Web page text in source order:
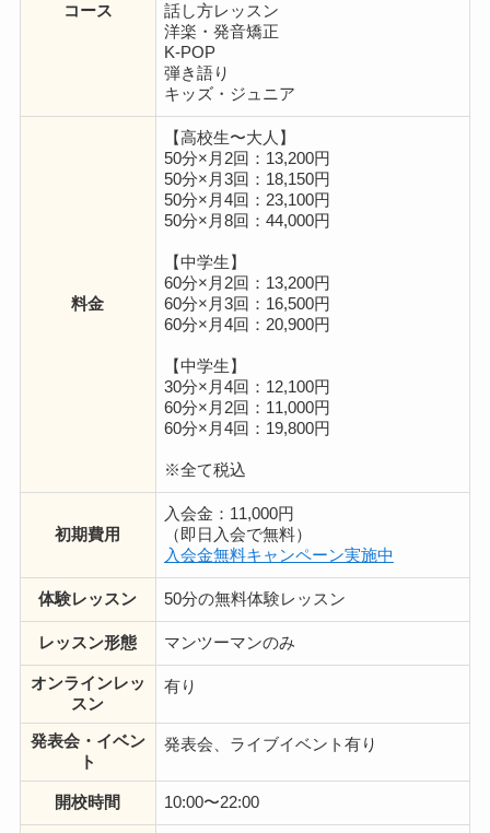
コース
話し方レッスン
洋楽・発音矯正
K-POP
弾き語り
キッズ・ジュニア
料金
【高校生〜大人】
50分×月2回：13,200円
50分×月3回：18,150円
50分×月4回：23,100円
50分×月8回：44,000円
【中学生】
60分×月2回：13,200円
60分×月3回：16,500円
60分×月4回：20,900円
【中学生】
30分×月4回：12,100円
60分×月2回：11,000円
60分×月4回：19,800円
※全て税込
初期費用
入会金：11,000円
（即日入会で無料）
入会金無料キャンペーン実施中
体験レッスン 50分の無料体験レッスン
レッスン形態 マンツーマンのみ
オンラインレッ
スン
有り
発表会・イベン
ト
発表会、ライブイベント有り
開校時間 10:00〜22:00
地図から探す